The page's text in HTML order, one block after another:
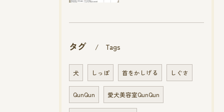
タグ Tags
犬 しっぽ 首をかしげる しぐさ
QunQun 愛犬美容室QunQun